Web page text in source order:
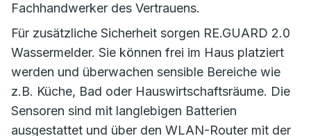
Fachhandwerker des Vertrauens.
Für zusätzliche Sicherheit sorgen RE.GUARD 2.0
Wassermelder. Sie können frei im Haus platziert
werden und überwachen sensible Bereiche wie
z.B. Küche, Bad oder Hauswirtschaftsräume. Die
Sensoren sind mit langlebigen Batterien
ausgestattet und über den WLAN-Router mit der